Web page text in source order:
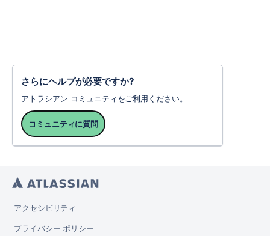
さらにヘルプが必要ですか?
アトラシアン コミュニティをご利用ください。
コミュニティに質問
アクセシビリティ
プライバシー ポリシー